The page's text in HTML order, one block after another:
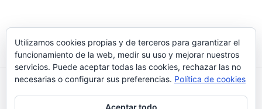
Reikiaiumi 2018 © |¿Qué son las cookies?|Política de
Utilizamos cookies propias y de terceros para garantizar el
funcionamiento de la web, medir su uso y mejorar nuestros
servicios. Puede aceptar todas las cookies, rechazar las no
necesarias o configurar sus preferencias. Política de cookies
Aceptar todo